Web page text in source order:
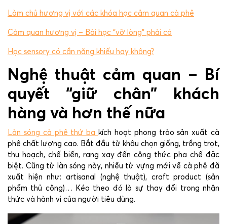
Làm chủ hương vị với các khóa học cảm quan cà phê
Cảm quan hương vị – Bài học “vỡ lòng” phải có
Học sensory có cần năng khiếu hay không?
Nghệ thuật cảm quan – Bí
quyết “giữ chân” khách
hàng và hơn thế nữa
Làn sóng cà phê thứ ba kích hoạt phong trào sản xuất cà
phê chất lượng cao. Bắt đầu từ khâu chọn giống, trồng trọt,
thu hoạch, chế biến, rang xay đến công thức pha chế đặc
biệt. Cũng từ làn sóng này, nhiều từ vựng mới về cà phê đã
xuất hiện như: artisanal (nghệ thuật), craft product (sản
phẩm thủ công)… Kéo theo đó là sự thay đổi trong nhận
thức và hành vi của người tiêu dùng.